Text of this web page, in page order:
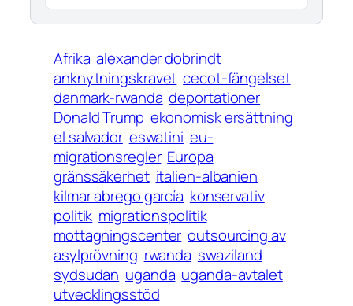
Afrika alexander dobrindt
anknytningskravet cecot-fängelset
danmark-rwanda deportationer
Donald Trump ekonomisk ersättning
el salvador eswatini eu-
migrationsregler Europa
gränssäkerhet italien-albanien
kilmar abrego garcía konservativ
politik migrationspolitik
mottagningscenter outsourcing av
asylprövning rwanda swaziland
sydsudan uganda uganda-avtalet
utvecklingsstöd